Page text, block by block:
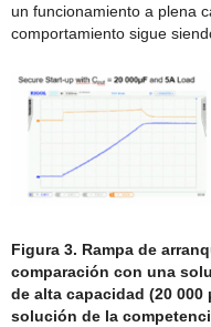
un funcionamiento a plena
comportamiento sigue
Figura 3. Rampa de
comparación con una
de alta capacidad (20 000
solución de la